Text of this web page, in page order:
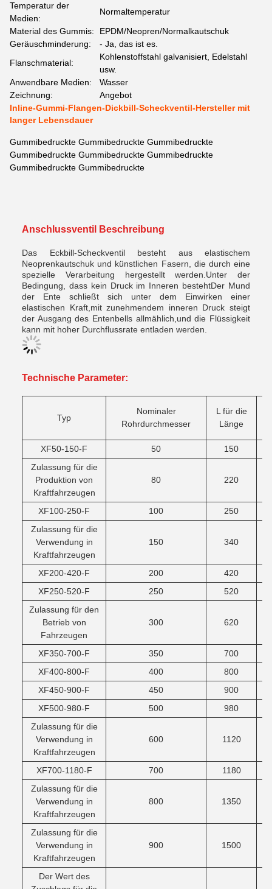
Temperatur der
Medien:
Normaltemperatur
Material des Gummis:
EPDM/Neopren/Normalkautschuk
Geräuschminderung:
- Ja, das ist es.
Flanschmaterial:
Kohlenstoffstahl galvanisiert, Edelstahl
usw.
Anwendbare Medien:
Wasser
Zeichnung:
Angebot
Inline-Gummi-Flangen-Dickbill-Scheckventil-Hersteller mit
langer Lebensdauer
Gummibedruckte Gummibedruckte Gummibedruckte
Gummibedruckte Gummibedruckte Gummibedruckte
Gummibedruckte Gummibedruckte
Anschlussventil Beschreibung
Das Eckbill-Scheckventil besteht aus elastischem
Neoprenkautschuk und künstlichen Fasern, die durch eine
spezielle Verarbeitung hergestellt werden.Unter der
Bedingung, dass kein Druck im Inneren bestehtDer Mund
der Ente schließt sich unter dem Einwirken einer
elastischen Kraft,mit zunehmendem inneren Druck steigt
der Ausgang des Entenbells allmählich,und die Flüssigkeit
kann mit hoher Durchflussrate entladen werden.
Technische Parameter:
Typ
Nominaler
Rohrdurchmesser
L für die
Länge
XF50-150-F 50
150
Zulassung für die
Produktion von
Kraftfahrzeugen
80 220
XF100-250-F 100
250
Zulassung für die
Verwendung in
Kraftfahrzeugen
150 340
XF200-420-F 200
420
XF250-520-F
250
520
Zulassung für den
Betrieb von
Fahrzeugen
300 620
XF350-700-F 350
700
XF400-800-F
400
800
XF450-900-F
450
900
XF500-980-F
500
980
Zulassung für die
Verwendung in
Kraftfahrzeugen
600 1120
XF700-1180-F 700 1180
Zulassung für die
Verwendung in
Kraftfahrzeugen
800 1350
Zulassung für die
Verwendung in
Kraftfahrzeugen
900 1500
Der Wert des